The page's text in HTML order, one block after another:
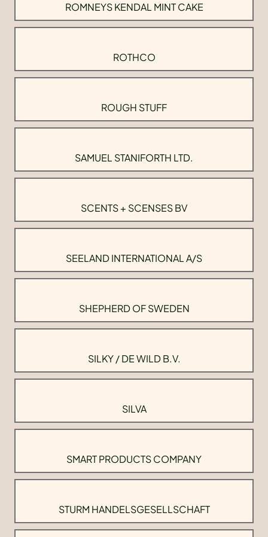
ROMNEYS KENDAL MINT CAKE
ROTHCO
ROUGH STUFF
SAMUEL STANIFORTH LTD.
SCENTS + SCENSES BV
SEELAND INTERNATIONAL A/S
SHEPHERD OF SWEDEN
SILKY / DE WILD B.V.
SILVA
SMART PRODUCTS COMPANY
STURM HANDELSGESELLSCHAFT